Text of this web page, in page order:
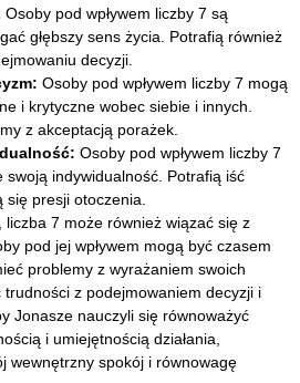
Osoby pod wpływem liczby 7 są
głębszy sens życia. Potrafią również
decyzji.
Osoby pod wpływem liczby 7 mogą
i krytyczne wobec siebie i innych.
z akceptacją porażek.
Osoby pod wpływem liczby 7
indywidualność. Potrafią iść
się presji otoczenia.
7 może również wiązać się z
pod jej wpływem mogą być czasem
problemy z wyrażaniem swoich
z podejmowaniem decyzji i
Jonasze nauczyli się równoważyć
i umiejętnością działania,
wewnętrzny spokój i równowagę